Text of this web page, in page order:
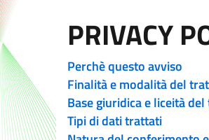
PRIVACY
Perchè questo avviso
Finalità e modalità del
Base giuridica e liceità
Tipi di dati trattati